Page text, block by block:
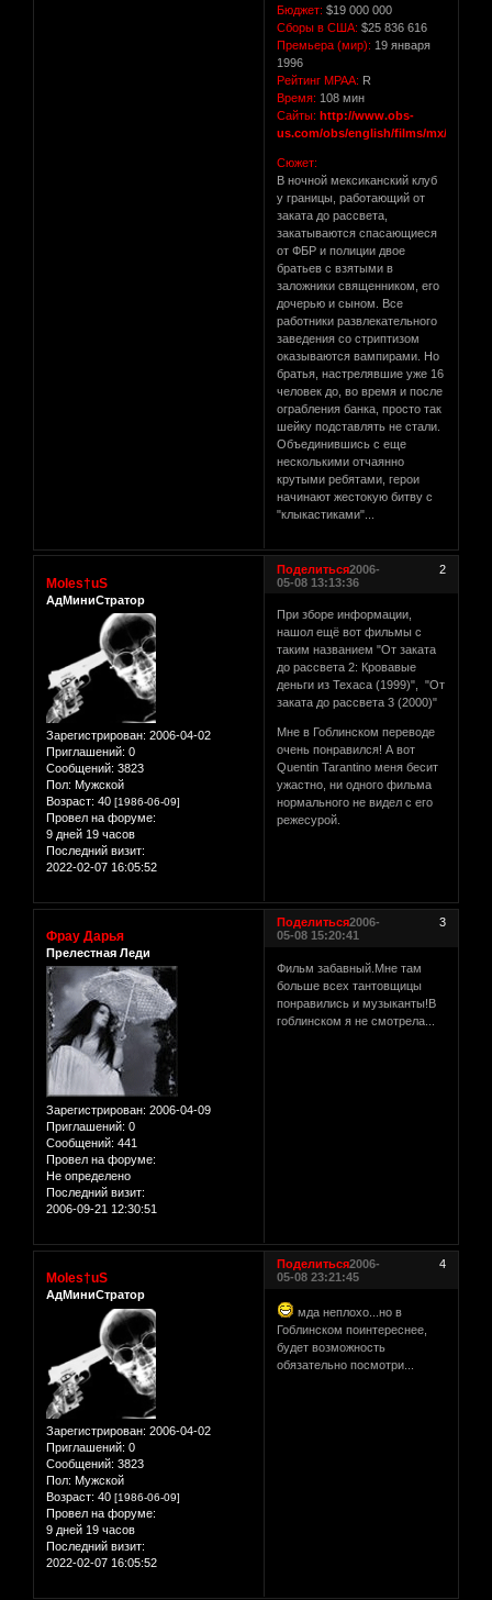
Бюджет: $19 000 000
Сборы в США: $25 836 616
Премьера (мир): 19 января
1996
Рейтинг MPAA: R
Время: 108 мин
Сайты: http://www.obs-
us.com/obs/english/films/mx/dusk/
Сюжет:
В ночной мексиканский клуб
у границы, работающий от
заката до рассвета,
закатываются спасающиеся
от ФБР и полиции двое
братьев с взятыми в
заложники священником, его
дочерью и сыном. Все
работники развлекательного
заведения со стриптизом
оказываются вампирами. Но
братья, настрелявшие уже 16
человек до, во время и после
ограбления банка, просто так
шейку подставлять не стали.
Объединившись с еще
несколькими отчаянно
крутыми ребятами, герои
начинают жестокую битву с
"клыкастиками"...
Поделиться 2
2006-
05-08 13:13:36
Moles†uS
АдМиниСтратор
Зарегистрирован: 2006-04-02
Приглашений: 0
Сообщений: 3823
Пол: Мужской
Возраст: 40 [1986-06-09]
Провел на форуме:
9 дней 19 часов
Последний визит:
2022-02-07 16:05:52
При зборе информации,
нашол ещё вот фильмы с
таким названием "От заката
до рассвета 2: Кровавые
деньги из Техаса (1999)", "От
заката до рассвета 3 (2000)"
Мне в Гоблинском переводе
очень понравился! А вот
Quentin Tarantino меня бесит
ужастно, ни одного фильма
нормального не видел с его
режесурой.
Поделиться 3
2006-
05-08 15:20:41
Фрау Дарья
Прелестная Леди
Зарегистрирован: 2006-04-09
Приглашений: 0
Сообщений: 441
Провел на форуме:
Не определено
Последний визит:
2006-09-21 12:30:51
Фильм забавный.Мне там
больше всех тантовщицы
понравились и музыканты!В
гоблинском я не смотрела...
Поделиться 4
2006-
05-08 23:21:45
Moles†uS
АдМиниСтратор
Зарегистрирован: 2006-04-02
Приглашений: 0
Сообщений: 3823
Пол: Мужской
Возраст: 40 [1986-06-09]
Провел на форуме:
9 дней 19 часов
Последний визит:
2022-02-07 16:05:52
мда неплохо...но в
Гоблинском поинтереснее,
будет возможность
обязательно посмотри...